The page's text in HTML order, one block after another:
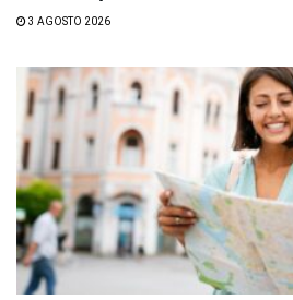
3 AGOSTO 2026